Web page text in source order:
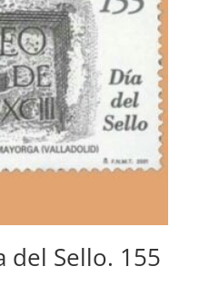
del Sello. 155